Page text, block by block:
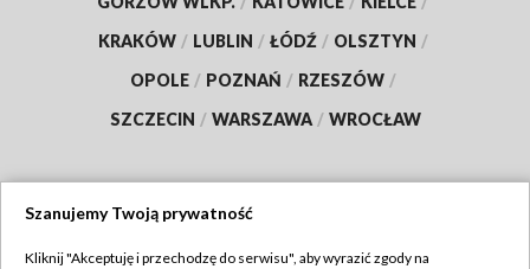
KRAKÓW / LUBLIN / ŁÓDŹ / OLSZTYN /
OPOLE / POZNAŃ / RZESZÓW /
SZCZECIN / WARSZAWA / WROCŁAW
Szanujemy Twoją prywatność
Kliknij "Akceptuję i przechodzę do serwisu", aby wyrazić zgody na